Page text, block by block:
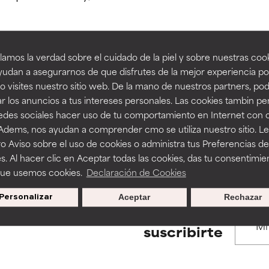
la verdad sobre el cuidado de la piel y sobre nuestras
a asegurarnos de que disfrutes de la mejor experiencia
visites nuestro sitio web. De la mano de nuestros partners,
los anuncios a tus intereses personales. Las cookies tambin
sociales hacer uso de tu comportamiento en Internet con
nos ayudan a comprender cmo se utiliza nuestro sitio.
Aviso sobre el uso de cookies o administra tus Preferencias de
Al hacer clic en Aceptar todas las cookies, das tu
usemos cookies. Declaración de Cookies
Personalizar Rechazar
Aceptar
BACK TO SEARCH
to assess ingredients in this dictionary. Regulations
tan beneficiosos como los de la categoría excelente, suelen ser
la estabilidad o la absorción de una fórmula.
ciertas limitaciones en cuanto a su apariencia, estabilidad o
básicos o que no cuentan con suficiente respaldo científico.
algunos beneficios se recomienda evitarlo por su
efectos adversos como irritación, inflamación o
se utiliza en altas concentraciones o junto con otros
tan beneficiosos como los de la categoría excelente, suelen ser
la estabilidad o la absorción de una fórmula.
ciertas limitaciones en cuanto a su apariencia, estabilidad o
básicos o que no cuentan con suficiente respaldo científico.
algunos beneficios se recomienda evitarlo por su
efectos adversos como irritación, inflamación o
se utiliza en altas concentraciones o junto con otros
suscribirte